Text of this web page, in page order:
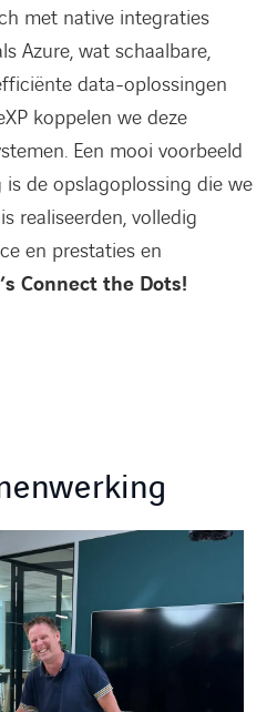
met native integraties
Azure, wat schaalbare,
data-oplossingen
koppelen we deze
Een mooi voorbeeld
de opslagoplossing die we
realiseerden, volledig
en prestaties en
Connect the Dots!